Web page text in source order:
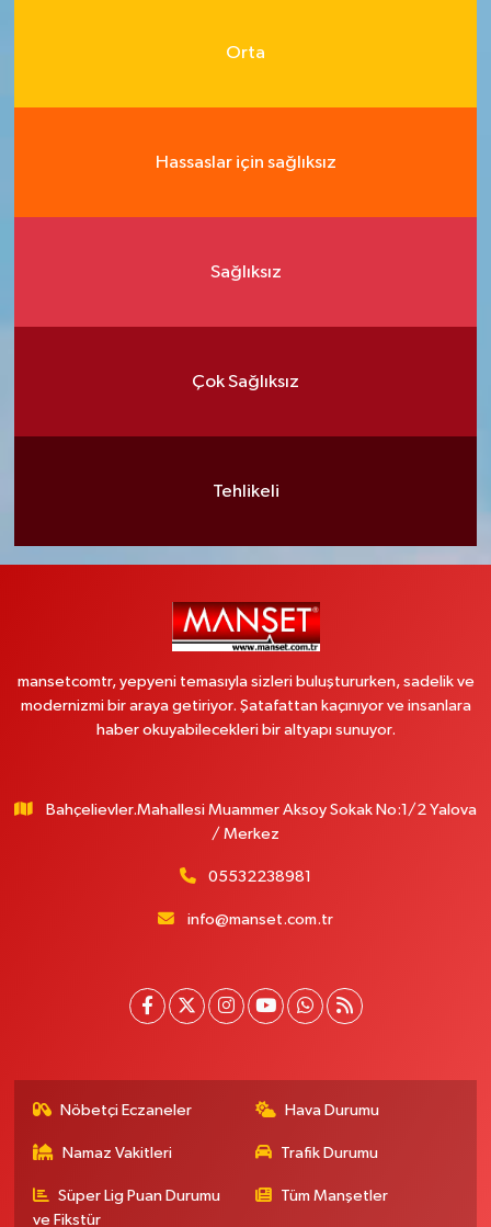
Orta
Hassaslar için sağlıksız
Sağlıksız
Çok Sağlıksız
Tehlikeli
mansetcomtr, yepyeni temasıyla sizleri buluştururken, sadelik ve
modernizmi bir araya getiriyor. Şatafattan kaçınıyor ve insanlara
haber okuyabilecekleri bir altyapı sunuyor.
Bahçelievler.Mahallesi Muammer Aksoy Sokak No:1/2 Yalova
/ Merkez
05532238981
info@manset.com.tr
Nöbetçi Eczaneler Hava Durumu
Namaz Vakitleri Trafik Durumu
Süper Lig Puan Durumu
ve Fikstür
Tüm Manşetler